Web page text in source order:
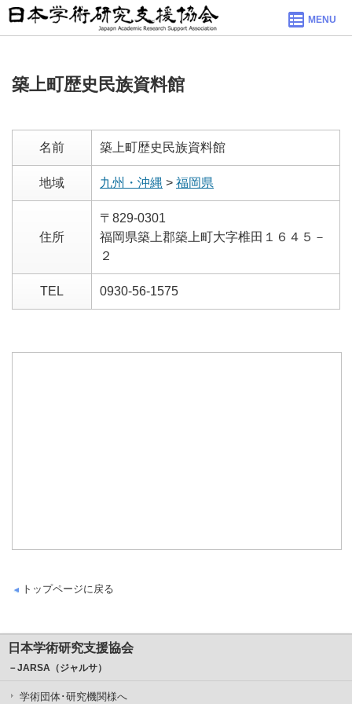
MENU
築上町歴史民族資料館
名前 築上町歴史民族資料館
地域 九州・沖縄 > 福岡県
住所
〒829-0301
福岡県築上郡築上町大字椎田１６４５－
２
TEL 0930-56-1575
トップページに戻る
日本学術研究支援協会
－JARSA（ジャルサ）
学術団体･研究機関様へ